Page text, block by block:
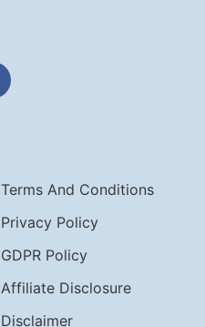
Terms And Conditions
Privacy Policy
GDPR Policy
Affiliate Disclosure
Disclaimer